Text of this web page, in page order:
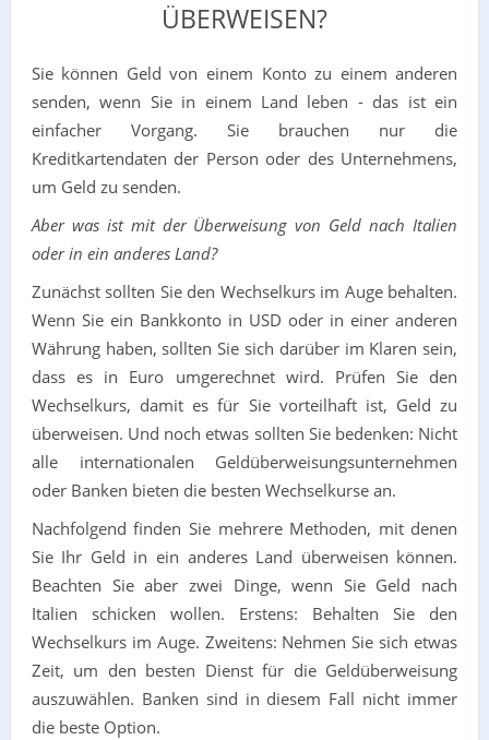
ÜBERWEISEN?
Sie können Geld von einem Konto zu einem anderen
senden, wenn Sie in einem Land leben - das ist ein
einfacher Vorgang. Sie brauchen nur die
Kreditkartendaten der Person oder des Unternehmens,
um Geld zu senden.
Aber was ist mit der Überweisung von Geld nach Italien
oder in ein anderes Land?
Zunächst sollten Sie den Wechselkurs im Auge behalten.
Wenn Sie ein Bankkonto in USD oder in einer anderen
Währung haben, sollten Sie sich darüber im Klaren sein,
dass es in Euro umgerechnet wird. Prüfen Sie den
Wechselkurs, damit es für Sie vorteilhaft ist, Geld zu
überweisen. Und noch etwas sollten Sie bedenken: Nicht
alle internationalen Geldüberweisungsunternehmen
oder Banken bieten die besten Wechselkurse an.
Nachfolgend finden Sie mehrere Methoden, mit denen
Sie Ihr Geld in ein anderes Land überweisen können.
Beachten Sie aber zwei Dinge, wenn Sie Geld nach
Italien schicken wollen. Erstens: Behalten Sie den
Wechselkurs im Auge. Zweitens: Nehmen Sie sich etwas
Zeit, um den besten Dienst für die Geldüberweisung
auszuwählen. Banken sind in diesem Fall nicht immer
die beste Option.